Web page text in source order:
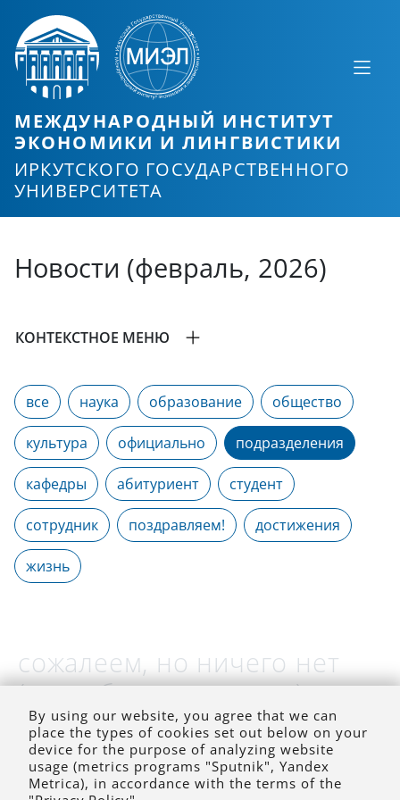
МЕЖДУНАРОДНЫЙ ИНСТИТУТ
ЭКОНОМИКИ И ЛИНГВИСТИКИ
ИРКУТСКОГО ГОСУДАРСТВЕННОГО
УНИВЕРСИТЕТА
Новости (февраль, 2026)
КОНТЕКСТНОЕ МЕНЮ
все наука образование общество
культура официально подразделения
кафедры абитуриент студент
сотрудник поздравляем! достижения
жизнь
сожалеем, но ничего нет
(на выбранное время)
By using our website, you agree that we can
place the types of cookies set out below on your
device for the purpose of analyzing website
usage (metrics programs "Sputnik", Yandex
Metrica), in accordance with the terms of the